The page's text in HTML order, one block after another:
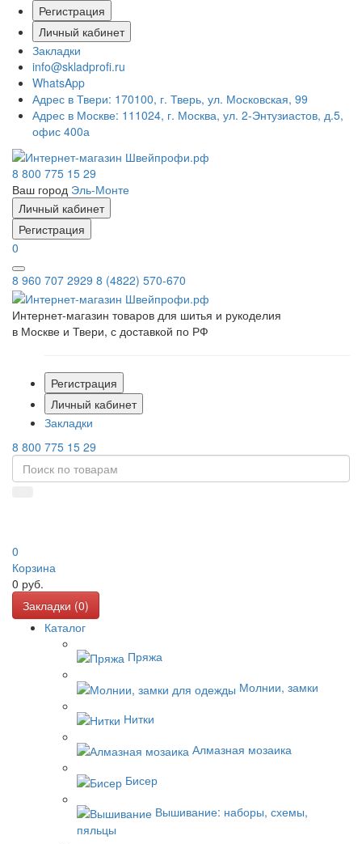
Регистрация
Личный кабинет
Закладки
info@skladprofi.ru
WhatsApp
Адрес в Твери: 170100, г. Тверь, ул. Московская, 99
Адрес в Москве: 111024, г. Москва, ул. 2-Энтузиастов, д.5,
офис 400а
8 800 775 15 29
Ваш город Эль-Монте
Личный кабинет
Регистрация
0
8 960 707 2929 8 (4822) 570-670
Интернет-магазин товаров для шитья и рукоделия
в Москве и Твери, с доставкой по РФ
Регистрация
Личный кабинет
Закладки
8 800 775 15 29
0
Корзина
0 руб.
Закладки (0)
Каталог
Пряжа
Молнии, замки
Нитки
Алмазная мозаика
Бисер
Вышивание: наборы, схемы,
пяльцы